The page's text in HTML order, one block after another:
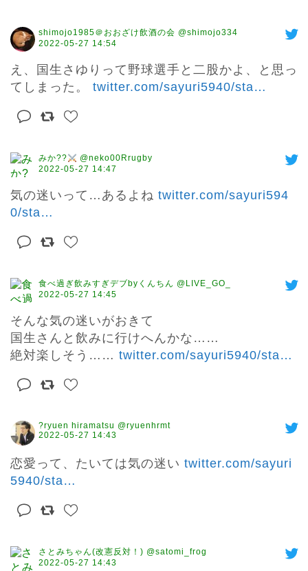
shimojo1985＠おおざけ飲酒の会 @shimojo334
2022-05-27 14:54
え、国生さゆりって野球選手と二股かよ、と思っ
てしまった。 twitter.com/sayuri5940/sta…
みか??
@neko00Rrugby
2022-05-27 14:47
気の迷いって…あるよね twitter.com/sayuri594
0/sta…
食べ過ぎ飲みすぎデブbyくんちん @LIVE_GO_
2022-05-27 14:45
そんな気の迷いがおきて
国生さんと飲みに行けへんかな……
絶対楽しそう…… twitter.com/sayuri5940/sta…
?ryuen hiramatsu @ryuenhrmt
2022-05-27 14:43
恋愛って、たいては気の迷い twitter.com/sayuri
5940/sta…
さとみちゃん(改憲反対！) @satomi_frog
2022-05-27 14:43